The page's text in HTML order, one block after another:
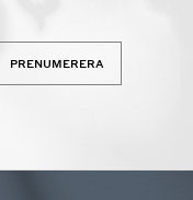
PRENUMERERA